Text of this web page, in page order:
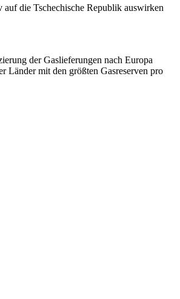
auf die Tschechische Republik auswirken
der Gaslieferungen nach Europa
Länder mit den größten Gasreserven pro